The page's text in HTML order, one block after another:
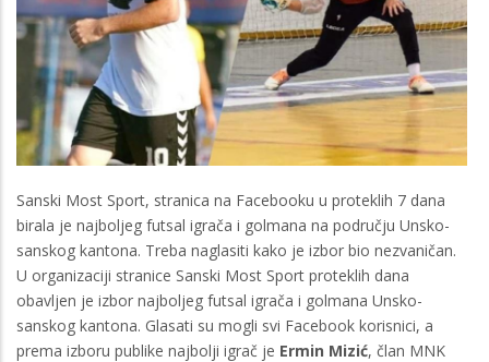
Sanski Most Sport, stranica na Facebooku u proteklih 7 dana
birala je najboljeg futsal igrača i golmana na području Unsko-
sanskog kantona. Treba naglasiti kako je izbor bio nezvaničan.
U organizaciji stranice Sanski Most Sport proteklih dana
obavljen je izbor najboljeg futsal igrača i golmana Unsko-
sanskog kantona. Glasati su mogli svi Facebook korisnici, a
prema izboru publike najbolji igrač je Ermin Mizić, član MNK